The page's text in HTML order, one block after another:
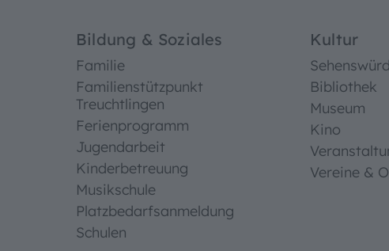
Bildung & Soziales
Familie
Familienstützpunkt
Treuchtlingen
Ferienprogramm
Jugendarbeit
Kinderbetreuung
Musikschule
Platzbedarfsanmeldung
Schulen
Kultur
Bibliothek
Museum
Kino
Vereine &